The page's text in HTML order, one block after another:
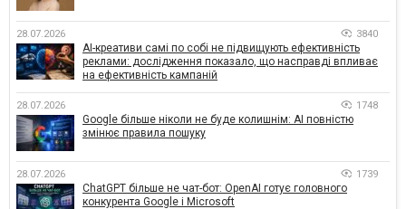
28.07.2026 3840
AI-креативи самі по собі не підвищують ефективність
реклами: дослідження показало, що насправді впливає
на ефективність кампаній
28.07.2026 1748
Google більше ніколи не буде колишнім: AI повністю
змінює правила пошуку
28.07.2026 1739
ChatGPT більше не чат-бот: OpenAI готує головного
конкурента Google і Microsoft